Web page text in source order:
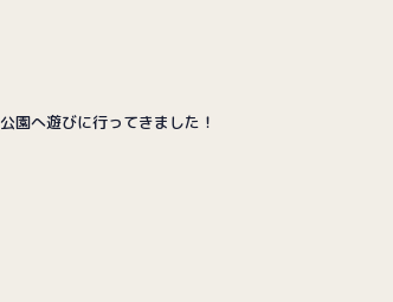
公園へ遊びに行ってきました！